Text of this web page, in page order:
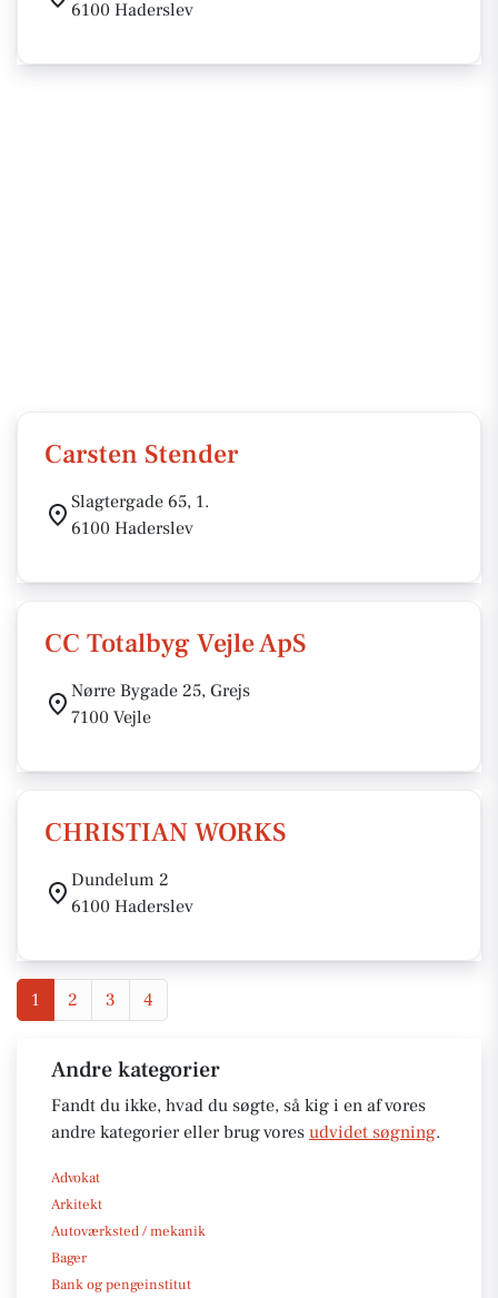
6100 Haderslev
Carsten Stender
Slagtergade 65, 1.
6100 Haderslev
CC Totalbyg Vejle ApS
Nørre Bygade 25, Grejs
7100 Vejle
CHRISTIAN WORKS
Dundelum 2
6100 Haderslev
1 2 3 4
Andre kategorier
Fandt du ikke, hvad du søgte, så kig i en af vores
andre kategorier eller brug vores udvidet søgning.
Advokat
Arkitekt
Autoværksted / mekanik
Bager
Bank og pengeinstitut